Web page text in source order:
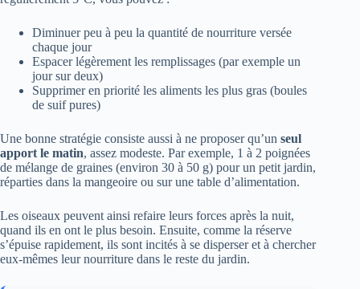
Diminuer peu à peu la quantité de nourriture versée
chaque jour
Espacer légèrement les remplissages (par exemple un
jour sur deux)
Supprimer en priorité les aliments les plus gras (boules
de suif pures)
Une bonne stratégie consiste aussi à ne proposer qu’un seul
apport le matin, assez modeste. Par exemple, 1 à 2 poignées
de mélange de graines (environ 30 à 50 g) pour un petit jardin,
réparties dans la mangeoire ou sur une table d’alimentation.
Les oiseaux peuvent ainsi refaire leurs forces après la nuit,
quand ils en ont le plus besoin. Ensuite, comme la réserve
s’épuise rapidement, ils sont incités à se disperser et à chercher
eux-mêmes leur nourriture dans le reste du jardin.